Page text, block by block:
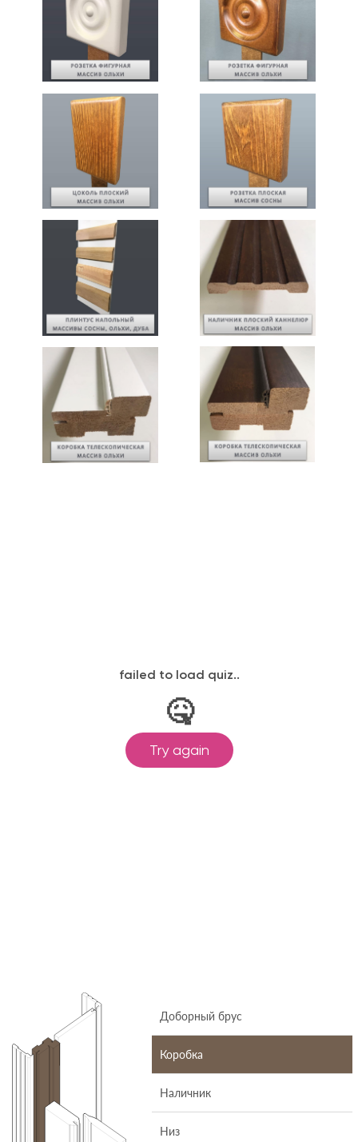
Доборный брус
Коробка
Наличник
Низ